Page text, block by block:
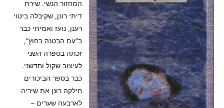
המחזור הנשי. שירת
דיתי רונן, שקיבלה ביטוי
רענן, נועז ואמיתי כבר
ב”עם הבטנה בחוץ”,
זכתה בספרה השני
לעיצוב שקול וחדשני.
כבר בספר הביכורים
חילקה רונן את שיריה
לארבעה שערים –